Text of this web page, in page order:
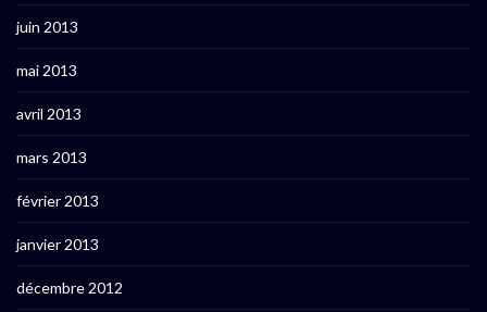
juin 2013
mai 2013
avril 2013
mars 2013
février 2013
janvier 2013
décembre 2012